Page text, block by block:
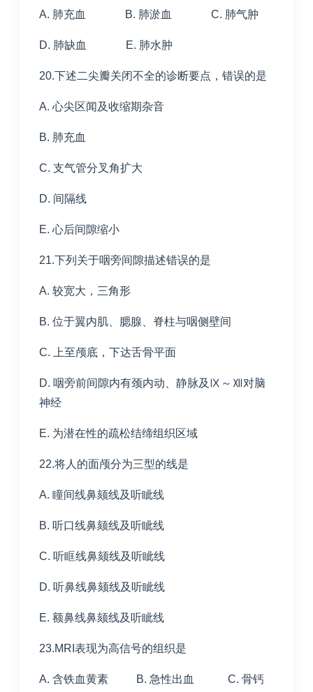
A. 肺充血 B. 肺淤血 C. 肺气肿
D. 肺缺血 E. 肺水肿
20.下述二尖瓣关闭不全的诊断要点，错误的是
A. 心尖区闻及收缩期杂音
B. 肺充血
C. 支气管分叉角扩大
D. 间隔线
E. 心后间隙缩小
21.下列关于咽旁间隙描述错误的是
A. 较宽大，三角形
B. 位于翼内肌、腮腺、脊柱与咽侧壁间
C. 上至颅底，下达舌骨平面
D. 咽旁前间隙内有颈内动、静脉及Ⅸ～Ⅻ对脑
神经
E. 为潜在性的疏松结缔组织区域
22.将人的面颅分为三型的线是
A. 瞳间线鼻颏线及听眦线
B. 听口线鼻颏线及听眦线
C. 听眶线鼻颏线及听眦线
D. 听鼻线鼻颏线及听眦线
E. 额鼻线鼻颏线及听眦线
23.MRI表现为高信号的组织是
A. 含铁血黄素 B. 急性出血 C. 骨钙